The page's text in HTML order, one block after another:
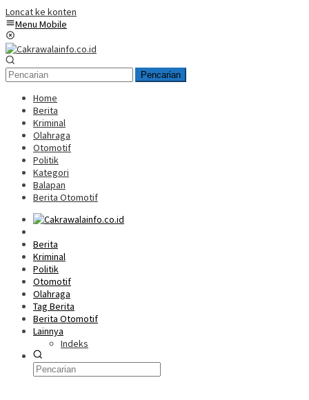
Loncat ke konten
Menu Mobile
Pencarian
Home
Berita
Kriminal
Olahraga
Otomotif
Politik
Kategori
Balapan
Berita Otomotif
Berita
Kriminal
Politik
Otomotif
Olahraga
Tag Berita
Berita Otomotif
Lainnya
Indeks